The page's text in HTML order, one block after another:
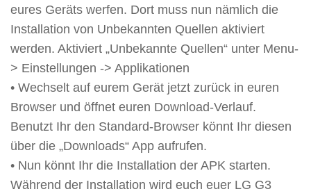
eures Geräts werfen. Dort muss nun nämlich die
Installation von Unbekannten Quellen aktiviert
werden. Aktiviert „Unbekannte Quellen“ unter Menu-
> Einstellungen -> Applikationen
• Wechselt auf eurem Gerät jetzt zurück in euren
Browser und öffnet euren Download-Verlauf.
Benutzt Ihr den Standard-Browser könnt Ihr diesen
über die „Downloads“ App aufrufen.
• Nun könnt Ihr die Installation der APK starten.
Während der Installation wird euch euer LG G3